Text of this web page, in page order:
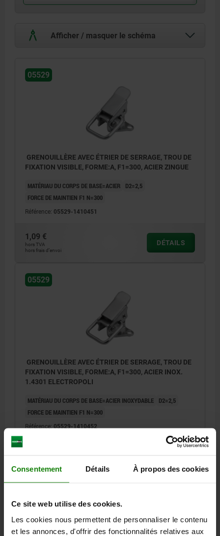
Consentement Détails À propos des cookies
Ce site web utilise des cookies.
Les cookies nous permettent de personnaliser le contenu
et les annonces, d'offrir des fonctionnalités relatives aux
Afficher / masquer le schéma
05529
GRENOUILLÈRE AVEC ÉTRIER DE SERRAGE, TROU DE
FIXATION VISIBLE, FORME:A, F1=300, ACIER ZINGUE
MATÉRIAU DU CORPS DE BASE=ACIER
D2=2,5
FORCE DE MAINTIEN F1 N=300
Référence: 05529-1410451
1,09 €
hors TVA
hors frais d’envoi
DÉTAILS
05529
GRENOUILLÈRE AVEC ÉTRIER DE SERRAGE, TROU DE
FIXATION VISIBLE, FORME:A, F1=300, ACIER INOX.
1.4301 ELECTROPOLI
MATÉRIAU DU CORPS DE BASE=ACIER INOXYDABLE
D2=2,5
FORCE DE MAINTIEN F1 N=300
Référence:05529-1410452
DÉTAILS
CAO